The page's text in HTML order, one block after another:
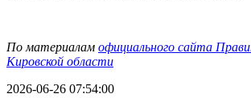
По материалам официального сайта
Кировской области
2026-06-26 07:54:00